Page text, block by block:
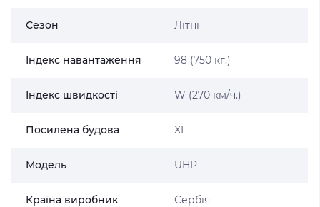
Сезон Літні
Індекс навантаження 98 (750 кг.)
Індекс швидкості W (270 км/ч.)
Посилена будова XL
Модель UHP
Країна виробник Сербія